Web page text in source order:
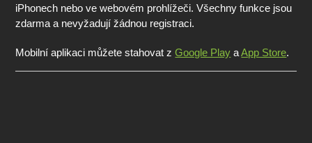
iPhonech nebo ve webovém prohlížeči. Všechny funkce jsou
zdarma a nevyžadují žádnou registraci.
Mobilní aplikaci můžete stahovat zGoogle Play aApp Store.